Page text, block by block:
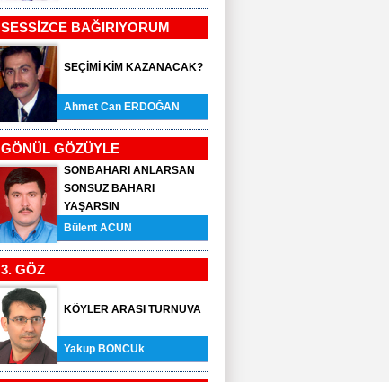
SESSİZCE BAĞIRIYORUM
SEÇİMİ KİM KAZANACAK?
Ahmet Can ERDOĞAN
GÖNÜL GÖZÜYLE
SONBAHARI ANLARSAN
SONSUZ BAHARI
YAŞARSIN
Bülent ACUN
3. GÖZ
KÖYLER ARASI TURNUVA
Yakup BONCUk